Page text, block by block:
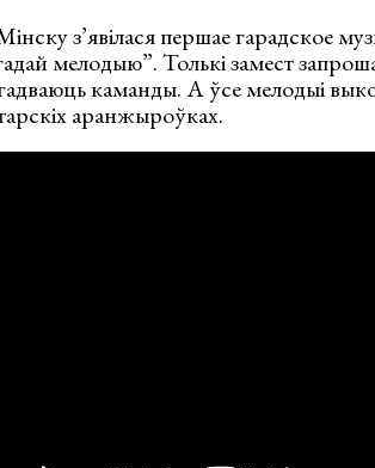
з’явілася першае гарадское
мелодыю”. Толькі замест
каманды. А ўсе мелодыі
аранжыроўках.